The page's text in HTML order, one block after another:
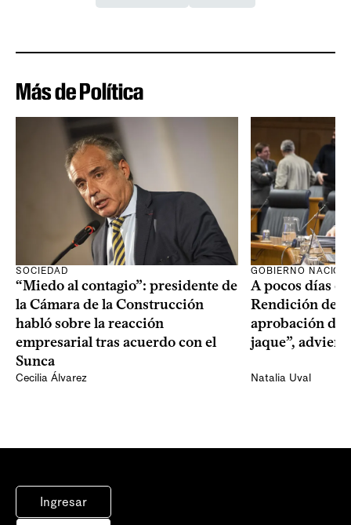
Más de Política
SOCIEDAD
“Miedo al contagio”: presidente de
la Cámara de la Construcción
habló sobre la reacción
empresarial tras acuerdo con el
Sunca
Cecilia Álvarez
GOBIERNO
A pocos días
Rendición de
aprobación del
jaque”,
Natalia Uval
Ingresar